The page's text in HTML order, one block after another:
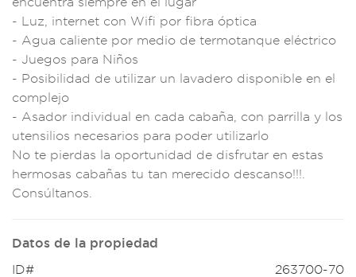
- Luz, internet con Wifi por fibra óptica
- Agua caliente por medio de termotanque eléctrico
- Juegos para Niños
- Posibilidad de utilizar un lavadero disponible en el
complejo
- Asador individual en cada cabaña, con parrilla y los
utensilios necesarios para poder utilizarlo
No te pierdas la oportunidad de disfrutar en estas
hermosas cabañas tu tan merecido descanso!!!.
Consúltanos.
Datos de la propiedad
ID#
263700-70